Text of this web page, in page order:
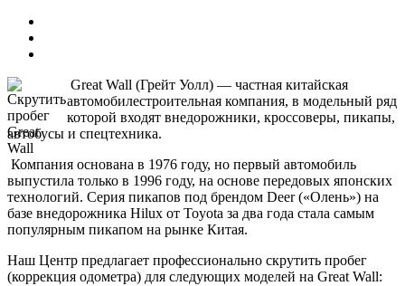
Great Wall (Грейт Уолл) — частная китайская
автомобилестроительная компания, в модельный ряд
которой входят внедорожники, кроссоверы, пикапы,
автобусы и спецтехника.
Компания основана в 1976 году, но первый автомобиль
выпустила только в 1996 году, на основе передовых японских
технологий. Серия пикапов под брендом Deer («Олень») на
базе внедорожника Hilux от Toyota за два года стала самым
популярным пикапом на рынке Китая.
Наш Центр предлагает профессионально скрутить пробег
(коррекция одометра) для следующих моделей на Great Wall: